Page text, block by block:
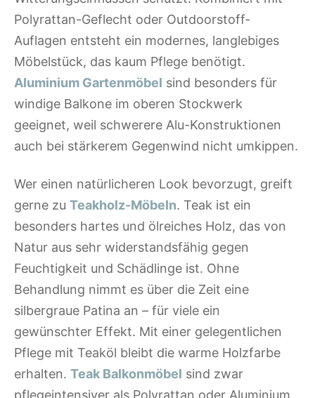
Polyrattan-Geflecht oder Outdoorstoff-
Auflagen entsteht ein modernes, langlebiges
Möbelstück, das kaum Pflege benötigt.
Aluminium Gartenmöbel sind besonders für
windige Balkone im oberen Stockwerk
geeignet, weil schwerere Alu-Konstruktionen
auch bei stärkerem Gegenwind nicht umkippen.
Wer einen natürlicheren Look bevorzugt, greift
gerne zu Teakholz-Möbeln. Teak ist ein
besonders hartes und ölreiches Holz, das von
Natur aus sehr widerstandsfähig gegen
Feuchtigkeit und Schädlinge ist. Ohne
Behandlung nimmt es über die Zeit eine
silbergraue Patina an – für viele ein
gewünschter Effekt. Mit einer gelegentlichen
Pflege mit Teaköl bleibt die warme Holzfarbe
erhalten. Teak Balkonmöbel sind zwar
pflegeintensiver als Polyrattan oder Aluminium,